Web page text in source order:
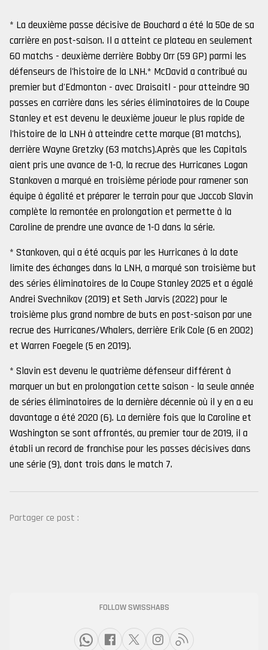
* La deuxième passe décisive de Bouchard a été la 50e de sa
carrière en post-saison. Il a atteint ce plateau en seulement
60 matchs - deuxième derrière Bobby Orr (59 GP) parmi les
défenseurs de l'histoire de la LNH.* McDavid a contribué au
premier but d'Edmonton - avec Draisaitl - pour atteindre 90
passes en carrière dans les séries éliminatoires de la Coupe
Stanley et est devenu le deuxième joueur le plus rapide de
l'histoire de la LNH à atteindre cette marque (81 matchs),
derrière Wayne Gretzky (63 matchs).Après que les Capitals
aient pris une avance de 1-0, la recrue des Hurricanes Logan
Stankoven a marqué en troisième période pour ramener son
équipe à égalité et préparer le terrain pour que Jaccob Slavin
complète la remontée en prolongation et permette à la
Caroline de prendre une avance de 1-0 dans la série.
* Stankoven, qui a été acquis par les Hurricanes à la date
limite des échanges dans la LNH, a marqué son troisième but
des séries éliminatoires de la Coupe Stanley 2025 et a égalé
Andrei Svechnikov (2019) et Seth Jarvis (2022) pour le
troisième plus grand nombre de buts en post-saison par une
recrue des Hurricanes/Whalers, derrière Erik Cole (6 en 2002)
et Warren Foegele (5 en 2019).
* Slavin est devenu le quatrième défenseur différent à
marquer un but en prolongation cette saison - la seule année
de séries éliminatoires de la dernière décennie où il y en a eu
davantage a été 2020 (6). La dernière fois que la Caroline et
Washington se sont affrontés, au premier tour de 2019, il a
établi un record de franchise pour les passes décisives dans
une série (9), dont trois dans le match 7.
Partager ce post :
FOLLOW SWISSHABS